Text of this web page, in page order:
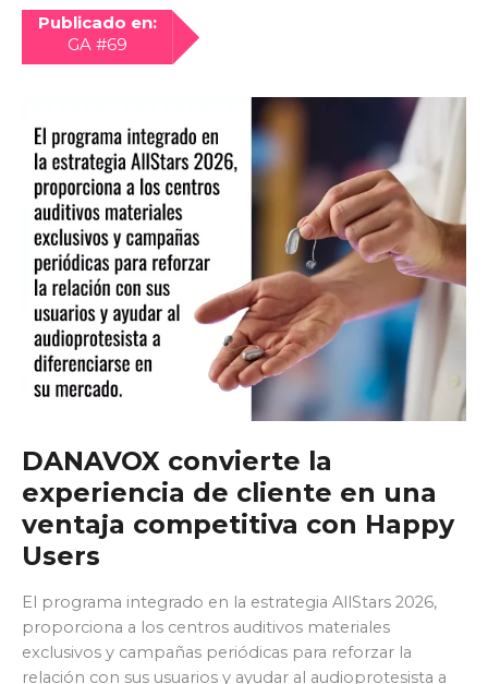
adolescentes
presenta
signos
auditivo
los
18
años
Publicado en:
GA #69
DANAVOX convierte la
experiencia de cliente en una
ventaja competitiva con Happy
Users
El programa integrado en la estrategia AllStars 2026,
proporciona a los centros auditivos materiales
exclusivos y campañas periódicas para reforzar la
relación con sus usuarios y ayudar al audioprotesista a